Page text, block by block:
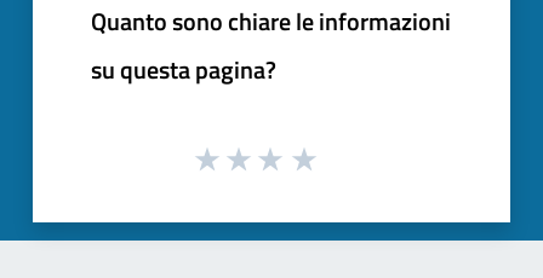
Quanto sono chiare le informazioni
su questa pagina?